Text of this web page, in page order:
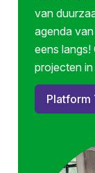
van
agenda
eens langs!
projecten
Platform